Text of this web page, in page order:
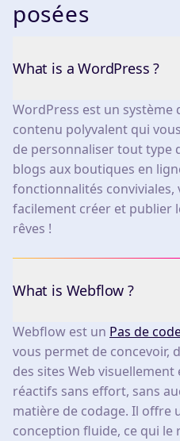
posées
What is a WordPress ?
WordPress est un système
contenu polyvalent qui
de personnaliser tout type
blogs aux boutiques en
fonctionnalités conviviales,
facilement créer et publier
rêves !
What is Webflow ?
Webflow est un Pas de
vous permet de concevoir,
des sites Web
réactifs sans effort, sans
matière de codage. Il offre
conception fluide, ce qui le